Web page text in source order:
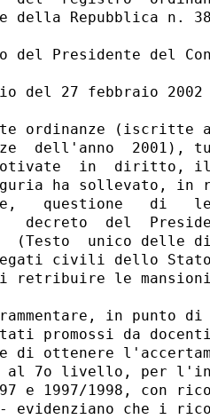
della Repubblica n.
del Presidente del
del 27 febbraio 2002
ordinanze (iscritte
dell'anno  2001),
motivate  in  diritto,
ha sollevato, in
questione   di
del
(Testo  unico delle
civili dello
le
in punto di
promossi da
ottenere
7o livello, per
e 1997/1998, con
- evidenziano che i